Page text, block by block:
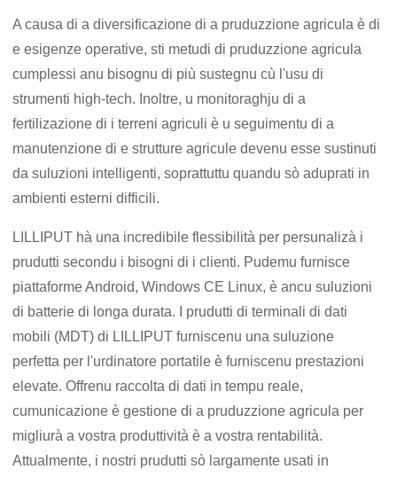
A causa di a diversificazione di a pruduzzione agricula è di
e esigenze operative, sti metudi di pruduzzione agricula
cumplessi anu bisognu di più sustegnu cù l'usu di
strumenti high-tech. Inoltre, u monitoraghju di a
fertilizazione di i terreni agriculi è u seguimentu di a
manutenzione di e strutture agricule devenu esse sustinuti
da suluzioni intelligenti, soprattuttu quandu sò aduprati in
ambienti esterni difficili.
LILLIPUT hà una incredibile flessibilità per persunalizà i
prudutti secondu i bisogni di i clienti. Pudemu furnisce
piattaforme Android, Windows CE Linux, è ancu suluzioni
di batterie di longa durata. I prudutti di terminali di dati
mobili (MDT) di LILLIPUT furniscenu una suluzione
perfetta per l'urdinatore portatile è furniscenu prestazioni
elevate. Offrenu raccolta di dati in tempu reale,
cumunicazione è gestione di a pruduzzione agricula per
migliurà a vostra produttività è a vostra rentabilità.
Attualmente, i nostri prudutti sò largamente usati in